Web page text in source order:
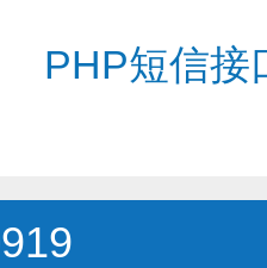
PHP短信接